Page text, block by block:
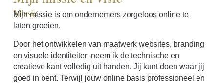
Missie
Mijn missie is om ondernemers zorgeloos online te
laten groeien.
Door het ontwikkelen van maatwerk websites, branding
en visuele identiteiten neem ik de technische en
creatieve kant volledig uit handen. Jij kunt doen waar jij
goed in bent. Terwijl jouw online basis professioneel en